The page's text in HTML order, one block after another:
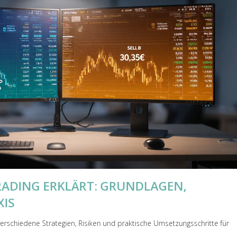
ERKLÄRT: GRUNDLAGEN,
Strategien, Risiken und praktische Umsetzungsschritte für